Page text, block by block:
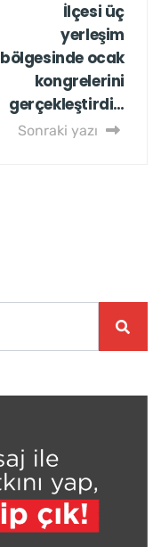
İlçesi üç
yerleşim
bölgesinde ocak
kongrelerini
gerçekleştirdi…
Sonraki yazı